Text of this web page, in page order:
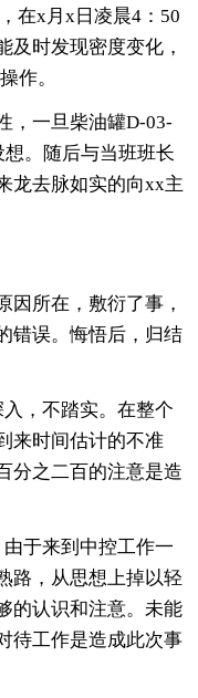
在x月x日凌晨4：50
及时发现密度变化，
作。
，一旦柴油罐D-03-
。随后与当班班长
龙去脉如实的向xx主
因所在，敷衍了事，
错误。悔悟后，归结
，不踏实。在整个
来时间估计的不准
分之二百的注意是造
于来到中控工作一
路，从思想上掉以轻
的认识和注意。未能
待工作是造成此次事